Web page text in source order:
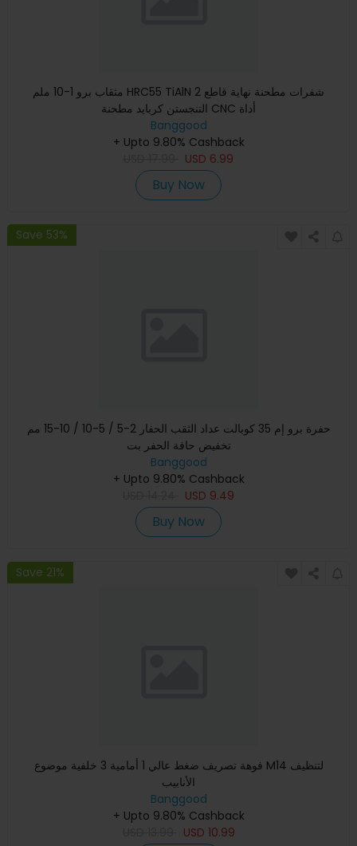
مثقاب برو 1-10 ملم HRC55 TiAlN 2 شفرات مطحنة نهاية قاطع
التنجستن كربايد مطحنة CNC أداة
Banggood
+ Upto 9.80% Cashback
USD 6.99
Buy Now
Save 53%
حفرة برو إم 35 كوبالت عداد الثقب الحفار 2-5 / 5-10 / 10-15 مم
تخفيض حافة الحفر بت
Banggood
+ Upto 9.80% Cashback
USD 9.49
Buy Now
Save 21%
فوهة تصريف ضغط عالي 1 أمامية 3 خلفية موضوع M14 لتنظيف
الأنابيب
Banggood
+ Upto 9.80% Cashback
USD 10.99